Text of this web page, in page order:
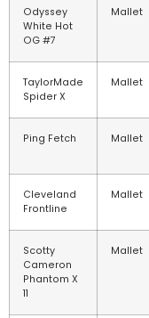
Odyssey
White Hot
OG #7
Mallet
TaylorMade
Spider X
Mallet
Ping Fetch Mallet
Cleveland
Frontline
Mallet
Scotty
Cameron
Phantom X
11
Mallet